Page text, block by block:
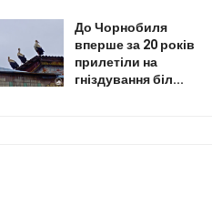
До Чорнобиля
вперше за 20 років
прилетіли на
гніздування біл...